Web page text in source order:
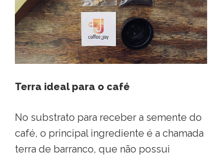
Terra ideal para o café
No substrato para receber a semente do
café, o principal ingrediente é a chamada
terra de barranco, que não possui